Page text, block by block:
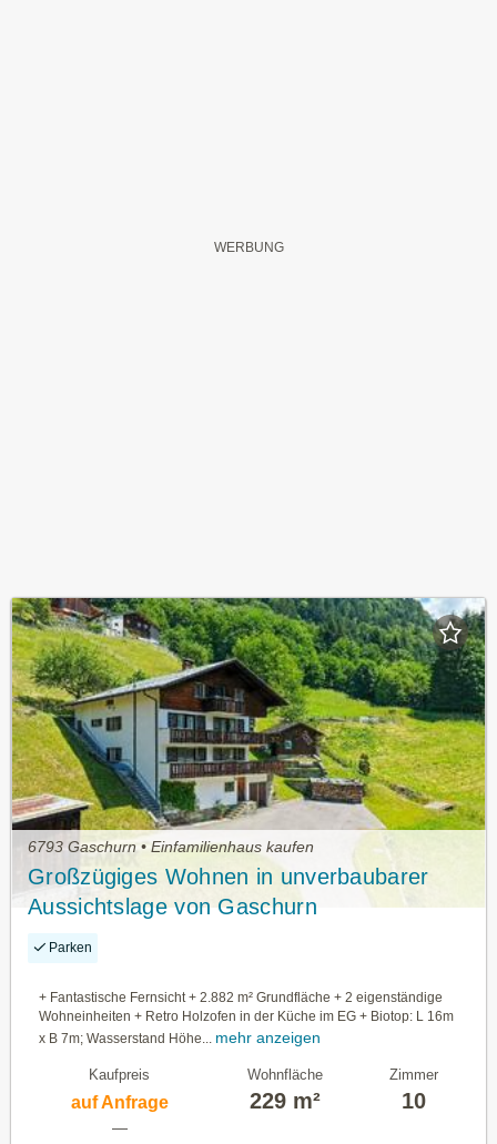
6793 Gaschurn • Einfamilienhaus kaufen
Großzügiges Wohnen in unverbaubarer
Aussichtslage von Gaschurn
Parken
+ Fantastische Fernsicht + 2.882 m² Grundfläche + 2 eigenständige
Wohneinheiten + Retro Holzofen in der Küche im EG + Biotop: L 16m
x B 7m; Wasserstand Höhe... mehr anzeigen
Kaufpreis
auf Anfrage
—
Wohnfläche
229 m²
Zimmer
10